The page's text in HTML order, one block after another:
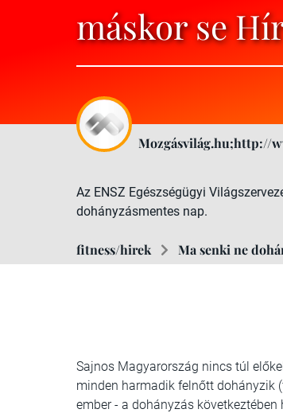
máskor se
Mozgásvilág.hu;http://
Az ENSZ Egészségügyi
dohányzásmentes nap.
fitness/hirek Ma senki ne
Sajnos Magyarország nincs túl
minden harmadik felnőtt dohányzik
ember - a dohányzás